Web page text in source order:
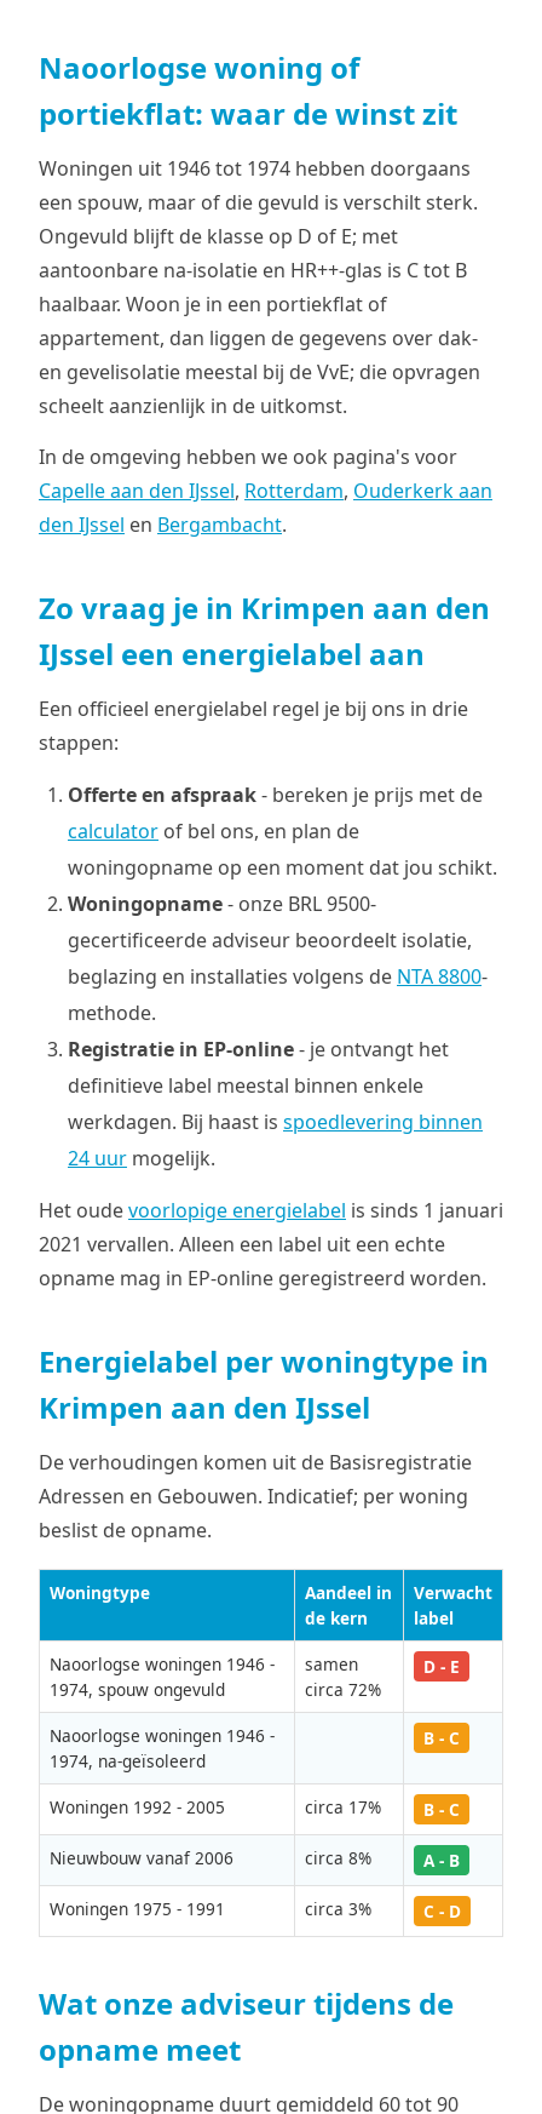
Naoorlogse woning of
portiekflat: waar de winst zit
Woningen uit 1946 tot 1974 hebben doorgaans
een spouw, maar of die gevuld is verschilt sterk.
Ongevuld blijft de klasse op D of E; met
aantoonbare na-isolatie en HR++-glas is C tot B
haalbaar. Woon je in een portiekflat of
appartement, dan liggen de gegevens over dak-
en gevelisolatie meestal bij de VvE; die opvragen
scheelt aanzienlijk in de uitkomst.
In de omgeving hebben we ook pagina's voor
Capelle aan den IJssel, Rotterdam, Ouderkerk aan
den IJssel en Bergambacht.
Zo vraag je in Krimpen aan den
IJssel een energielabel aan
Een officieel energielabel regel je bij ons in drie
stappen:
Offerte en afspraak- bereken je prijs met de
calculator of bel ons, en plan de
woningopname op een moment dat jou schikt.
Woningopname- onze BRL 9500-
gecertificeerde adviseur beoordeelt isolatie,
beglazing en installaties volgens de NTA 8800-
methode.
Registratie in EP-online- je ontvangt het
definitieve label meestal binnen enkele
werkdagen. Bij haast is spoedlevering binnen
24 uur mogelijk.
Het oudevoorlopige energielabel is sinds 1 januari
2021 vervallen. Alleen een label uit een echte
opname mag in EP-online geregistreerd worden.
Energielabel per woningtype in
Krimpen aan den IJssel
De verhoudingen komen uit de Basisregistratie
Adressen en Gebouwen. Indicatief; per woning
beslist de opname.
Woningtype
Aandeel in
de kern
Verwacht
label
Naoorlogse woningen 1946 -
1974, spouw ongevuld
samen
circa 72%
D - E
Naoorlogse woningen 1946 -
1974, na-geïsoleerd
B - C
Woningen 1992 - 2005 circa 17% B - C
Nieuwbouw vanaf 2006 circa 8% A - B
Woningen 1975 - 1991 circa 3% C - D
Wat onze adviseur tijdens de
opname meet
De woningopname duurt gemiddeld 60 tot 90